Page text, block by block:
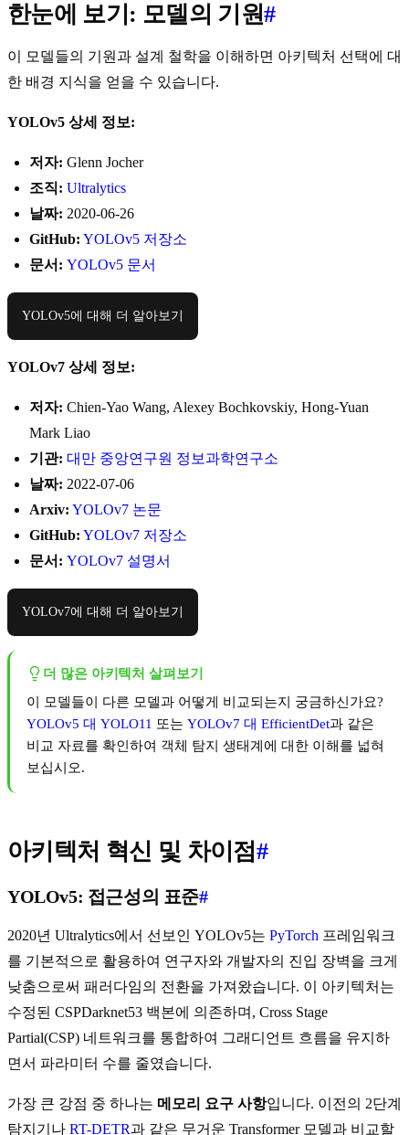
한눈에 보기: 모델의 기원#
이 모델들의 기원과 설계 철학을 이해하면 아키텍처 선택에 대
한 배경 지식을 얻을 수 있습니다.
YOLOv5 상세 정보:
저자: Glenn Jocher
조직: Ultralytics
날짜: 2020-06-26
GitHub: YOLOv5 저장소
문서: YOLOv5 문서
YOLOv5에 대해 더 알아보기
YOLOv7 상세 정보:
저자: Chien-Yao Wang, Alexey Bochkovskiy, Hong-Yuan
Mark Liao
기관: 대만 중앙연구원 정보과학연구소
날짜: 2022-07-06
Arxiv: YOLOv7 논문
GitHub: YOLOv7 저장소
문서: YOLOv7 설명서
YOLOv7에 대해 더 알아보기
더 많은 아키텍처 살펴보기
이 모델들이 다른 모델과 어떻게 비교되는지 궁금하신가요?
YOLOv5 대 YOLO11 또는 YOLOv7 대 EfficientDet과 같은
비교 자료를 확인하여 객체 탐지 생태계에 대한 이해를 넓혀
보십시오.
아키텍처 혁신 및 차이점#
YOLOv5: 접근성의 표준#
2020년 Ultralytics에서 선보인 YOLOv5는 PyTorch 프레임워크
를 기본적으로 활용하여 연구자와 개발자의 진입 장벽을 크게
낮춤으로써 패러다임의 전환을 가져왔습니다. 이 아키텍처는
수정된 CSPDarknet53 백본에 의존하며, Cross Stage
Partial(CSP) 네트워크를 통합하여 그래디언트 흐름을 유지하
면서 파라미터 수를 줄였습니다.
가장 큰 강점 중 하나는 메모리 요구 사항입니다. 이전의 2단계
탐지기나 RT-DETR과 같은 무거운 Transformer 모델과 비교할